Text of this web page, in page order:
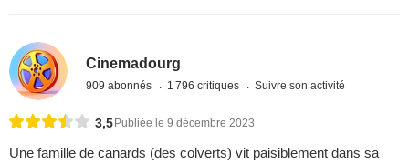
Cinemadourg
909 abonnés 1 796 critiques Suivre son activité
3,5 Publiée le 9 décembre 2023
Une famille de canards (des colverts) vit paisiblement dans sa